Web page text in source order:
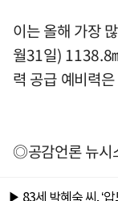
이는 올해 가장
월31일) 1138.8
력 공급 예비력
◎공감언론 뉴시